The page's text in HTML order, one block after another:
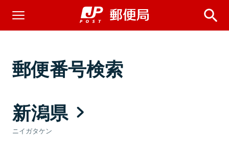
郵便番号検索
新潟県
ニイガタケン